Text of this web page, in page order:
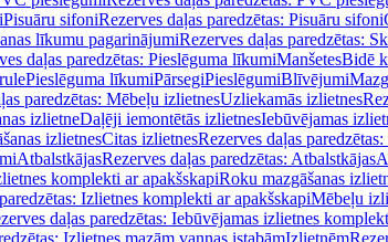
Pisuāru sifoniRezerves daļas paredzētas: Pisuāru sifoni
līkumu pagarinājumiRezerves daļas paredzētas:
daļas paredzētas: Pieslēguma līkumiManšetesBidē
Pieslēguma līkumiPārsegiPieslēgumiBlīvējumi
paredzētas: Mēbeļu izlietnesUzliekamās izlietnes
izlietneDaļēji iemontētās izlietnesIebūvējamas
izlietnesCitas izlietnesRezerves daļas
AtbalstkājasRezerves daļas paredzētas: Atbalstkājas
komplekti ar apakšskapiRoku mazgāšanas
Izlietnes komplekti ar apakšskapiMēbeļu
daļas paredzētas: Iebūvējamas izlietnes
Izlietnes mazām vannas istabāmIzlietnēm